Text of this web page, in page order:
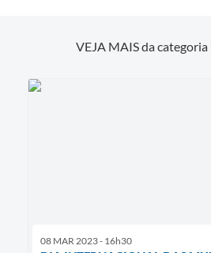
Tributos
VEJA MAIS da categoria
08 MAR 2023 - 16h30